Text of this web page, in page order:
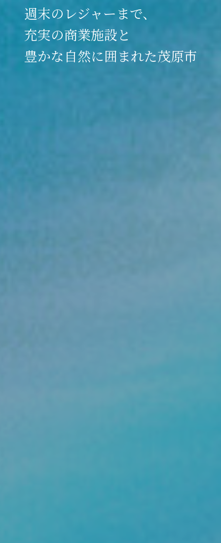
週末のレジャーまで、
充実の商業施設と
豊かな自然に囲まれた茂原市